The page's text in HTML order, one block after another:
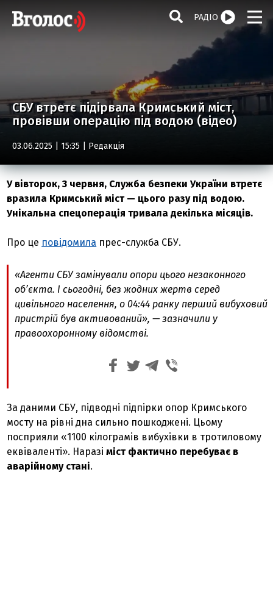
РАДІО
СБУ втретє підірвала Кримський міст,
провівши операцію під водою (відео)
03.06.2025 | 15:35 | Редакція
У вівторок, 3 червня, Служба безпеки України втретє
вразила Кримський міст — цього разу під водою.
Унікальна спецоперація тривала декілька місяців.
Про це повідомила прес-служба СБУ.
«Агенти СБУ замінували опори цього незаконного
об’єкта. І сьогодні, без жодних жертв серед
цивільного населення, о 04:44 ранку перший вибуховий
пристрій був активований», — зазначили у
правоохоронному відомстві.
За даними СБУ, підводні підпірки опор Кримського
мосту на рівні дна сильно пошкоджені. Цьому
посприяли «1100 кілограмів вибухівки в тротиловому
еквіваленті». Наразіміст фактично перебуває в
аварійному стані.